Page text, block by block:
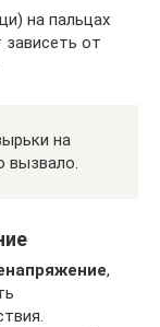
на пальцах
зависеть от
на
вызвало.
,